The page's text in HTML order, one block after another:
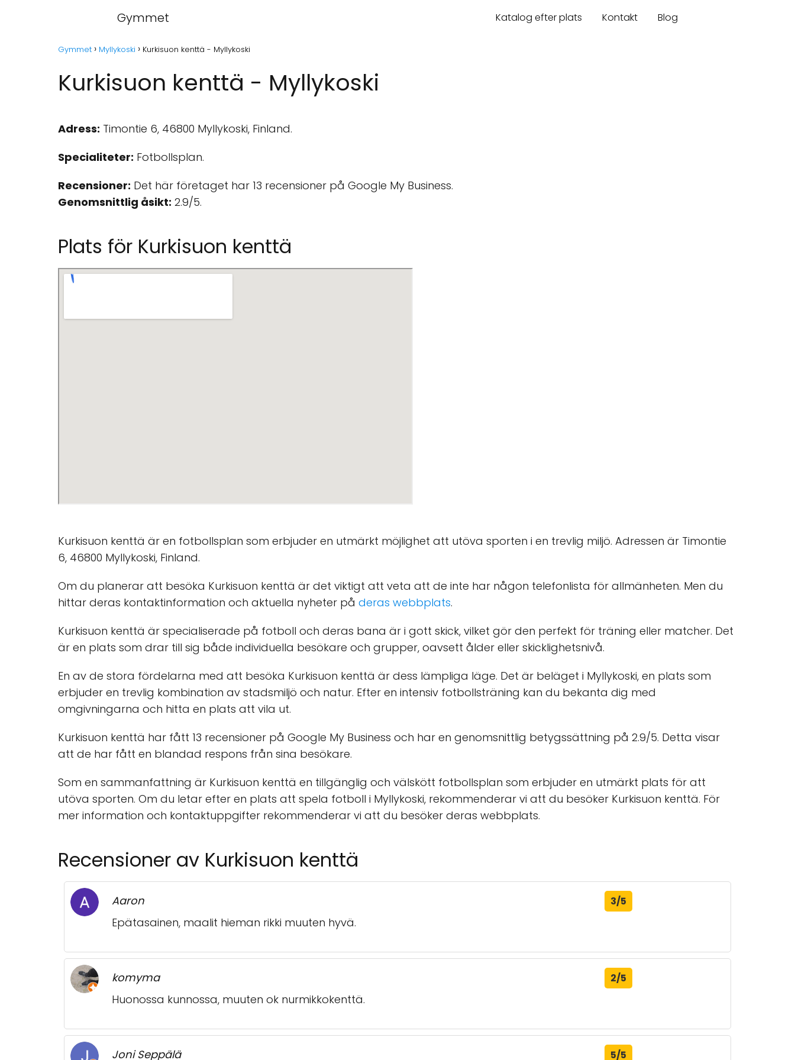
Gymmet Katalog efter plats Kontakt Blog
Gymmet Myllykoski Kurkisuon kenttä - Myllykoski
Kurkisuon kenttä - Myllykoski
Adress: Timontie 6, 46800 Myllykoski, Finland.
Specialiteter: Fotbollsplan.
Recensioner: Det här företaget har 13 recensioner på Google My Business.
Genomsnittlig åsikt: 2.9/5.
Plats för Kurkisuon kenttä
Kurkisuon kenttä är en fotbollsplan som erbjuder en utmärkt möjlighet att utöva sporten i en trevlig miljö. Adressen är Timontie
6, 46800 Myllykoski, Finland.
Om du planerar att besöka Kurkisuon kenttä är det viktigt att veta att de inte har någon telefonlista för allmänheten. Men du
hittar deras kontaktinformation och aktuella nyheter på deras webbplats.
Kurkisuon kenttä är specialiserade på fotboll och deras bana är i gott skick, vilket gör den perfekt för träning eller matcher. Det
är en plats som drar till sig både individuella besökare och grupper, oavsett ålder eller skicklighetsnivå.
En av de stora fördelarna med att besöka Kurkisuon kenttä är dess lämpliga läge. Det är beläget i Myllykoski, en plats som
erbjuder en trevlig kombination av stadsmiljö och natur. Efter en intensiv fotbollsträning kan du bekanta dig med
omgivningarna och hitta en plats att vila ut.
Kurkisuon kenttä har fått 13 recensioner på Google My Business och har en genomsnittlig betygssättning på 2.9/5. Detta visar
att de har fått en blandad respons från sina besökare.
Som en sammanfattning är Kurkisuon kenttä en tillgänglig och välskött fotbollsplan som erbjuder en utmärkt plats för att
utöva sporten. Om du letar efter en plats att spela fotboll i Myllykoski, rekommenderar vi att du besöker Kurkisuon kenttä. För
mer information och kontaktuppgifter rekommenderar vi att du besöker deras webbplats.
Recensioner av Kurkisuon kenttä
Aaron 3/5
Epätasainen, maalit hieman rikki muuten hyvä.
komyma 2/5
Huonossa kunnossa, muuten ok nurmikkokenttä.
Joni Seppälä 5/5